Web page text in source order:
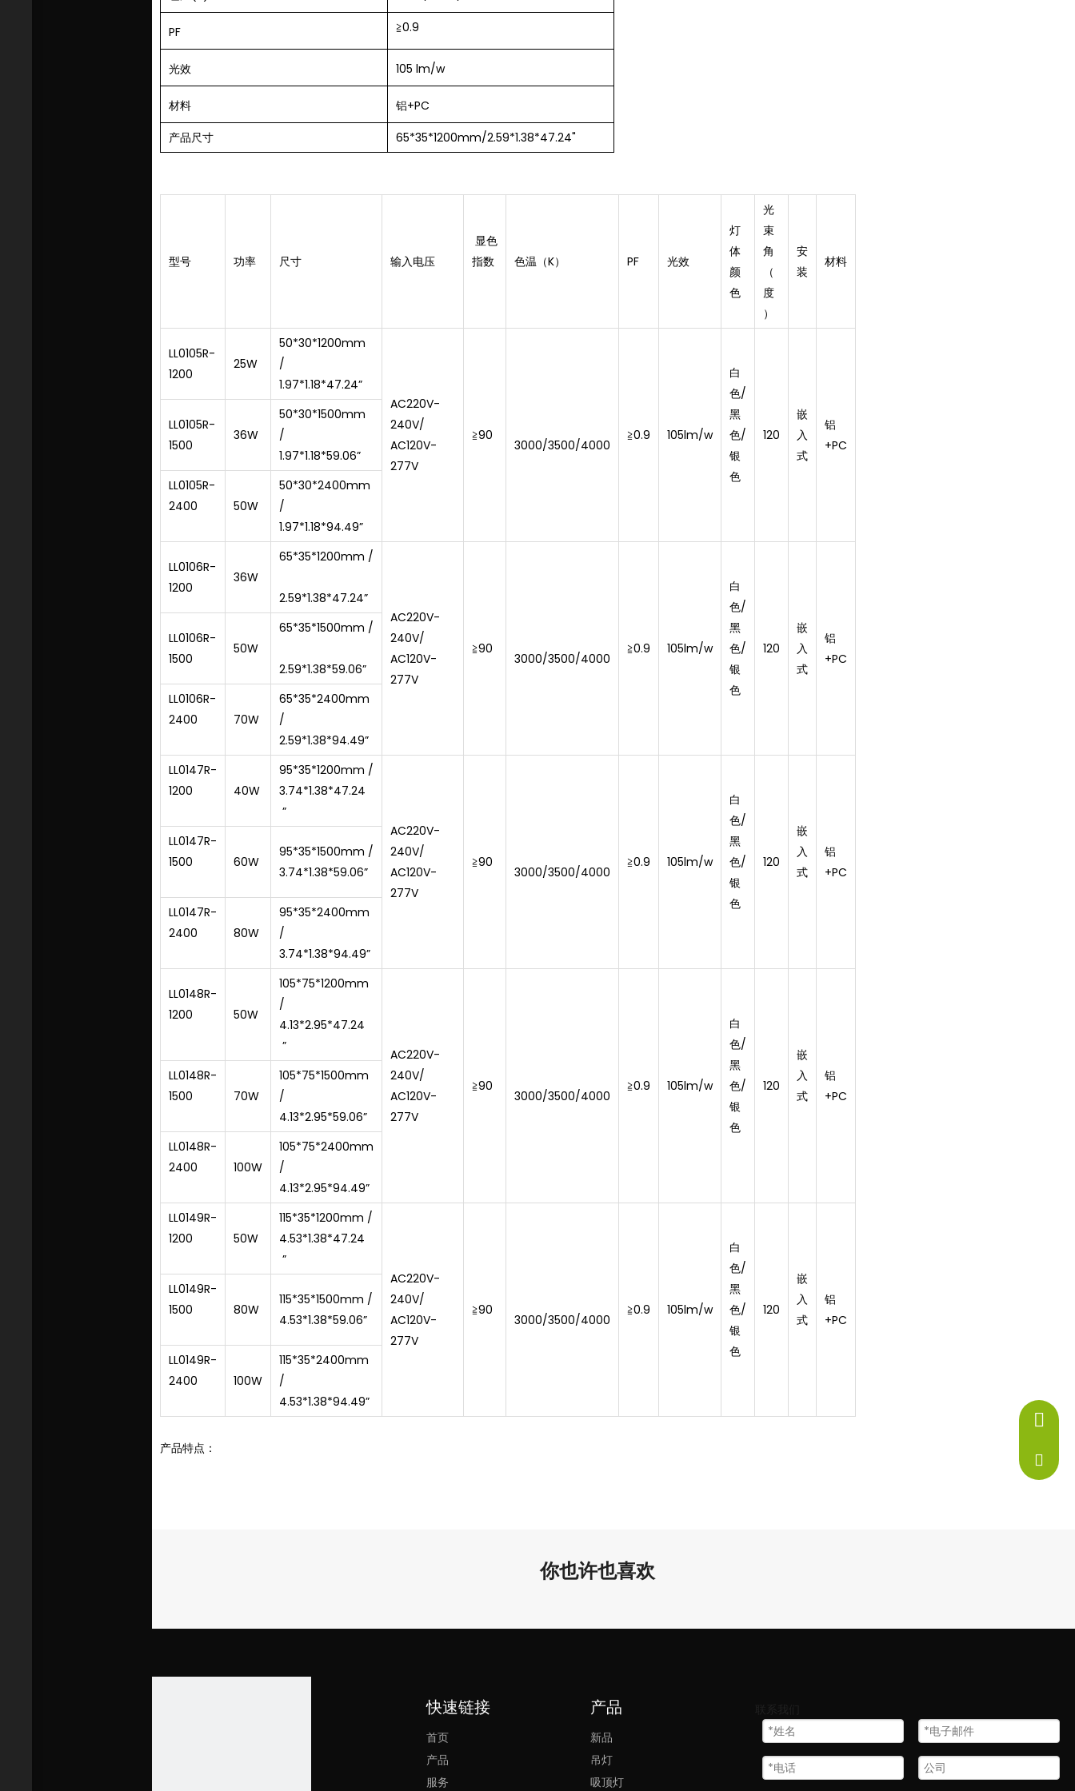
PF ≧0.9
光效 105 lm/w
材料
铝+PC
产品尺寸
65*35*1200mm/2.59*1.38*47.24"
型号 功率 尺寸 输入电压
显色
指数
色温（K） PF 光效
灯
体
颜
色
光
束
角
（
度
）
安
装
材料
LL0105R-
1200
25W
50*30*1200mm
/
1.97*1.18*47.24”
AC220V-
240V/
AC120V-
277V
≧90
3000/3500/4000
≧0.9 105lm/w
白
色/
黑
色/
银
色
120
嵌
入
式
铝
+PC
LL0105R-
1500
36W
50*30*1500mm
/
1.97*1.18*59.06”
LL0105R-
2400
50W
50*30*2400mm
/
1.97*1.18*94.49”
LL0106R-
1200
36W
65*35*1200mm /
2.59*1.38*47.24”
AC220V-
240V/
AC120V-
277V
≧90
3000/3500/4000
≧0.9 105lm/w
白
色/
黑
色/
银
色
120
嵌
入
式
铝
+PC
LL0106R-
1500
50W
65*35*1500mm /
2.59*1.38*59.06”
LL0106R-
2400
70W
65*35*2400mm
/
2.59*1.38*94.49”
LL0147R-
1200
40W
95*35*1200mm /
3.74*1.38*47.24
”
AC220V-
240V/
AC120V-
277V
≧90
3000/3500/4000
≧0.9 105lm/w
白
色/
黑
色/
银
色
120
嵌
入
式
铝
+PC
LL0147R-
1500
60W
95*35*1500mm /
3.74*1.38*59.06”
LL0147R-
2400
80W
95*35*2400mm
/
3.74*1.38*94.49”
LL0148R-
1200
50W
105*75*1200mm
/
4.13*2.95*47.24
”
AC220V-
240V/
AC120V-
277V
≧90
3000/3500/4000
≧0.9 105lm/w
白
色/
黑
色/
银
色
120
嵌
入
式
铝
+PC
LL0148R-
1500
70W
105*75*1500mm
/
4.13*2.95*59.06”
LL0148R-
2400
100W
105*75*2400mm
/
4.13*2.95*94.49”
LL0149R-
1200
50W
115*35*1200mm /
4.53*1.38*47.24
”
AC220V-
240V/
AC120V-
277V
≧90
3000/3500/4000
≧0.9 105lm/w
白
色/
黑
色/
银
色
120
嵌
入
式
铝
+PC
LL0149R-
1500
80W
115*35*1500mm /
4.53*1.38*59.06”
LL0149R-
2400
100W
115*35*2400mm
/
4.53*1.38*94.49”
产品特点：
1. 凌轩照明有限公司, 专注LED建筑照明, 设计和生产多年, 研发和销售团队从事照明行业超过20年。
2. 我们所有的 LED 线性灯在研发过程中和发货前都在我们的测试实验室经过严格的合格/测试。我们根据应用进行耐热测试、高温测试、开关灯测试、电流测试、老化测试、称重
你也许也喜欢
+86-
快速链接
首页
产品
服务
产品
新品
吊灯
吸顶灯